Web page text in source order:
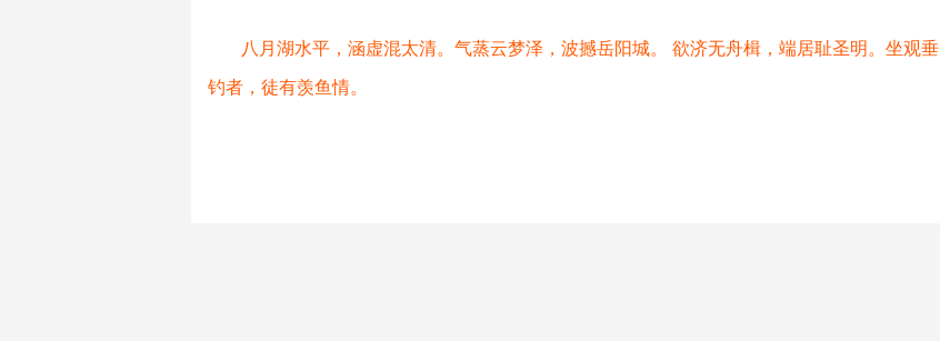
八月湖水平，涵虚混太清。气蒸云梦泽，波撼岳阳城。 欲济无舟楫，端居耻圣明。坐观垂
钓者，徒有羡鱼情。